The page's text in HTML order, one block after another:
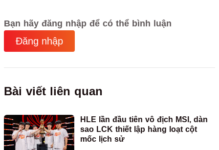
Bạn hãy đăng nhập để có thể bình luận
Đăng nhập
Bài viết liên quan
HLE lần đầu tiên vô địch MSI, dàn
sao LCK thiết lập hàng loạt cột
mốc lịch sử